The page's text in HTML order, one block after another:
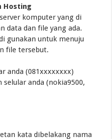
Hosting
komputer yang di
data dan file yang ada.
gunakan untuk menuju
file tersebut.
anda (081xxxxxxxx)
anda (nokia9500,
kata dibelakang nama